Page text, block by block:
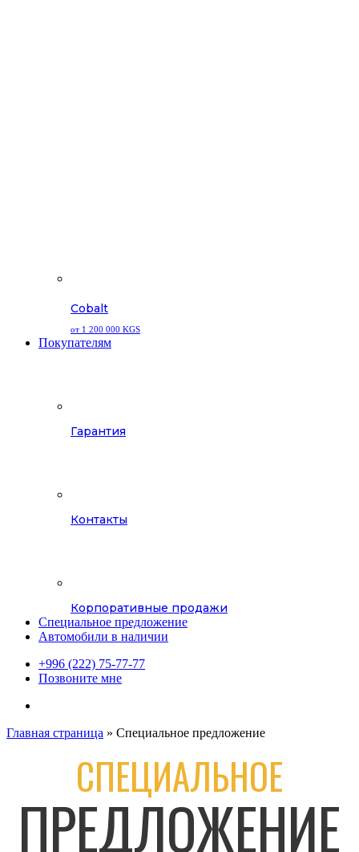
Cobalt
от 1 200 000 KGS
Покупателям
Гарантия
Контакты
Корпоративные продажи
Специальное предложение
Автомобили в наличии
+996 (222) 75-77-77
Позвоните мне
Главная страница » Специальное предложение
СПЕЦИАЛЬНОЕ
ПРЕДЛОЖЕНИЕ